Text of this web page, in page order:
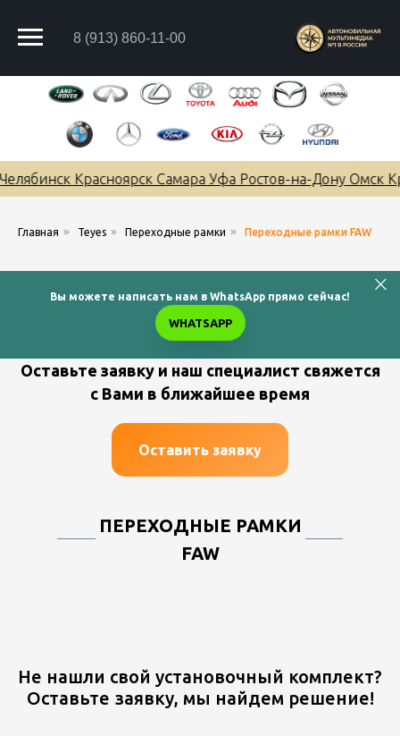
8 (913) 860-11-00
Красноярск Самара Уфа Ростов-на-Дону
Главная » Teyes » Переходные рамки » Переходные рамки FAW
Вы можете написать нам в WhatsApp прямо сейчас!
WHATSAPP
Оставьте заявку и наш специалист свяжется
с Вами в ближайшее время
Оставить заявку
ПЕРЕХОДНЫЕ РАМКИ
FAW
Не нашли свой установочный комплект?
Оставьте заявку, мы найдем решение!